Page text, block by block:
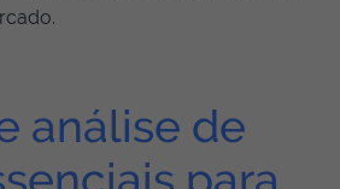
análise de